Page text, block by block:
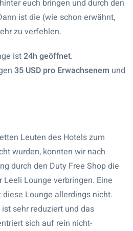
euch bringen und durch den
ist die (wie schon erwähnt,
zu verfehlen.
ist24h geöffnet.
35 USD pro Erwachsenem und
Leuten des Hotels zum
wurden, konnten wir nach
durch den Duty Free Shop die
Lounge verbringen. Eine
Lounge allerdings nicht.
sehr reduziert und das
sich auf rein nicht-